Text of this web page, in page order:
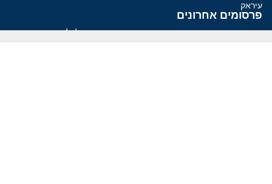
עיראק
פרסומים אחרונים
איראן מסמנת התקדמות בהורמוז, הקיצונים מנסים לבלום